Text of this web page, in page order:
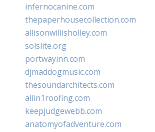
infernocanine.com
thepaperhousecollection.com
allisonwillisholley.com
solslite.org
portwayinn.com
djmaddogmusic.com
thesoundarchitects.com
allin1roofing.com
keepjudgewebb.com
anatomyofadventure.com